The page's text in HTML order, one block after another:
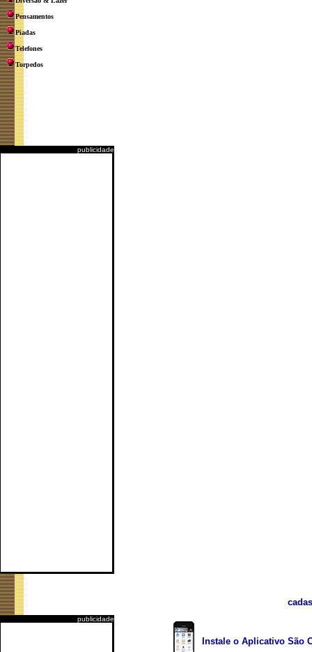
Pensamentos
Piadas
Telefones
Torpedos
publicidade
publicidade
Instale o Aplicativo São